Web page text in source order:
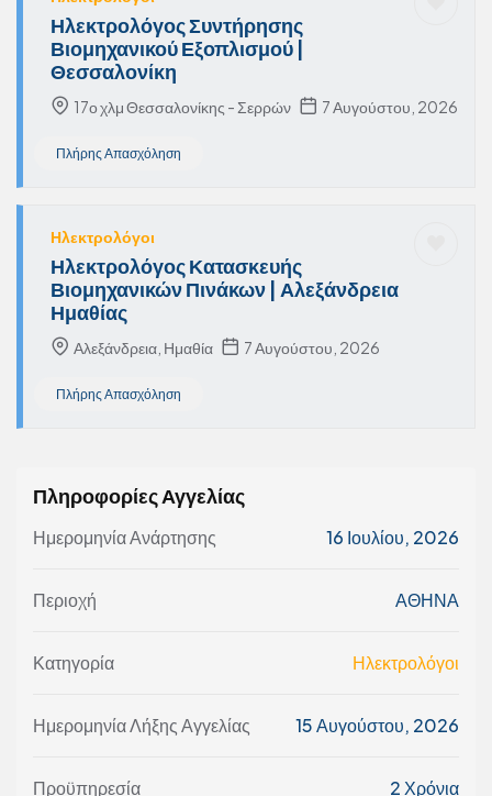
Ηλεκτρολόγος Συντήρησης
Βιομηχανικού Εξοπλισμού |
Θεσσαλονίκη
17ο χλμ Θεσσαλονίκης - Σερρών 7 Αυγούστου, 2026
Πλήρης Απασχόληση
Ηλεκτρολόγοι
Ηλεκτρολόγος Κατασκευής
Βιομηχανικών Πινάκων | Αλεξάνδρεια
Ημαθίας
Αλεξάνδρεια, Ημαθία 7 Αυγούστου, 2026
Πλήρης Απασχόληση
Πληροφορίες Αγγελίας
Ημερομηνία Ανάρτησης 16 Ιουλίου, 2026
Περιοχή ΑΘΗΝΑ
Κατηγορία Ηλεκτρολόγοι
Ημερομηνία Λήξης Αγγελίας 15 Αυγούστου, 2026
Προϋπηρεσία 2 Χρόνια